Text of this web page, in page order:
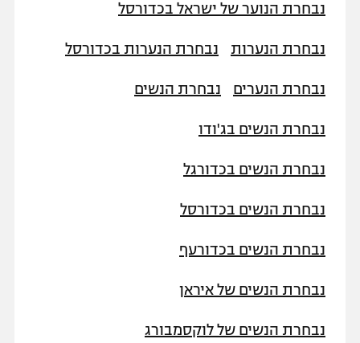
נבחרת הנוער של ישראל בכדורסל
נבחרת הנערות נבחרת הנערות בכדורסל
נבחרת הנערים נבחרת הנשים
נבחרת הנשים בג'ודו
נבחרת הנשים בכדורגל
נבחרת הנשים בכדורסל
נבחרת הנשים בכדורעף
נבחרת הנשים של איראן
נבחרת הנשים של לוקסמבורג